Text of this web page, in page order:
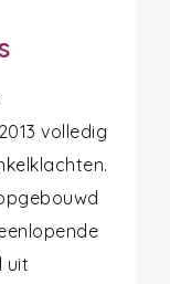
volledig
uit